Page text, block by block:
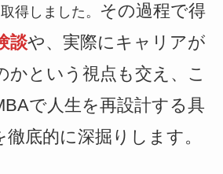
得しました。
その過程で得
談や、実際にキャリアが
かという視点も交え、こ
で人生を再設計する具
底的に深掘りします。